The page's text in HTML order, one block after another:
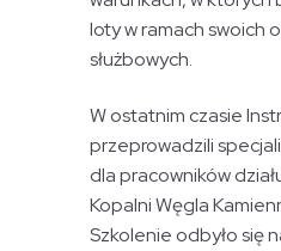
loty w ramach swoich
służbowych.
W ostatnim czasie
przeprowadzili
dla pracowników
Kopalni Węgla
Szkolenie odbyło się